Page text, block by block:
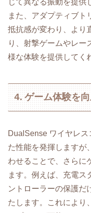
じて異なる振動を提供
また、アダプティブト
抵抗感が変わり、より
り、射撃ゲームやレー
様な体験を提供してく
4. ゲーム体験を
DualSense ワイヤレ
た性能を発揮しますが
わせることで、さらに
ます。例えば、充電ス
ントローラーの保護だ
たします。これにより